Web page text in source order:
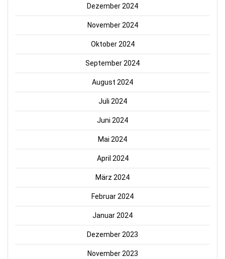
Dezember 2024
November 2024
Oktober 2024
September 2024
August 2024
Juli 2024
Juni 2024
Mai 2024
April 2024
März 2024
Februar 2024
Januar 2024
Dezember 2023
November 2023